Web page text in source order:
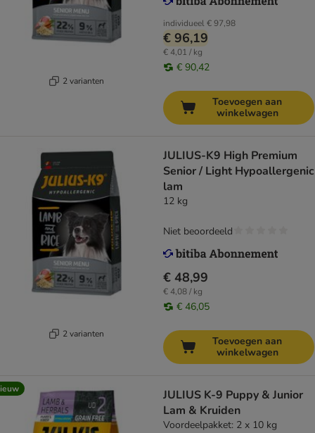
2 varianten
individueel€ 97,98
€ 96,19
€ 4,01 / kg
€ 90,42
Toevoegen aan
winkelwagen
2 varianten
JULIUS-K9 High Premium
Senior / Light Hypoallergenic
lam
12 kg
€ 48,99
€ 4,08 / kg
€ 46,05
Niet beoordeeld
Toevoegen aan
winkelwagen
JULIUS K-9 Puppy & Junior
Lam & Kruiden
Voordeelpakket: 2 x 10 kg